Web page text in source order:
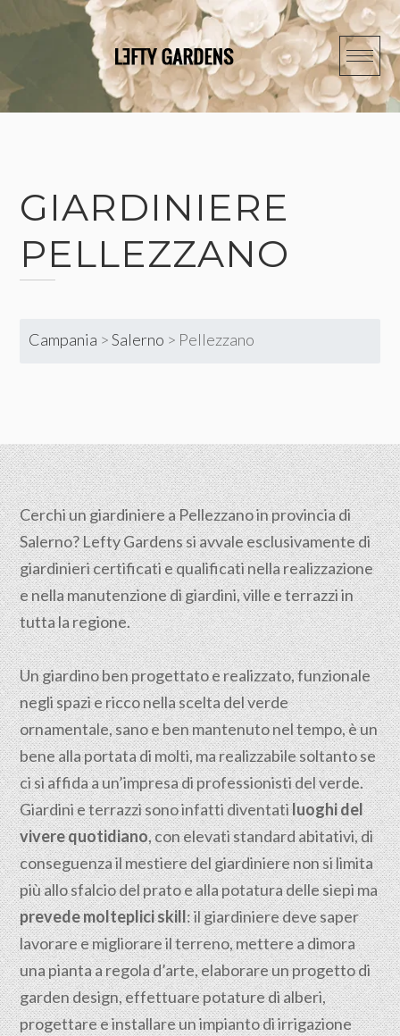
to
GIARDINIERE
PELLEZZANO
Campania >Salerno > Pellezzano
Cerchi un giardiniere a Pellezzano in provincia di
Salerno? Lefty Gardens si avvale esclusivamente di
giardinieri certificati e qualificati nella realizzazione
e nella manutenzione di giardini, ville e terrazzi in
tutta la regione.
Un giardino ben progettato e realizzato, funzionale
negli spazi e ricco nella scelta del verde
ornamentale, sano e ben mantenuto nel tempo, è un
bene alla portata di molti, ma realizzabile soltanto se
ci si affida a un’impresa di professionisti del verde.
Giardini e terrazzi sono infatti diventatiluoghi del
vivere quotidiano, con elevati standard abitativi, di
conseguenza il mestiere del giardiniere non si limita
più allo sfalcio del prato e alla potatura delle siepi ma
prevede molteplici skill: il giardiniere deve saper
lavorare e migliorare il terreno, mettere a dimora
una pianta a regola d’arte, elaborare un progetto di
garden design, effettuare potature di alberi,
progettare e installare un impianto di irrigazione